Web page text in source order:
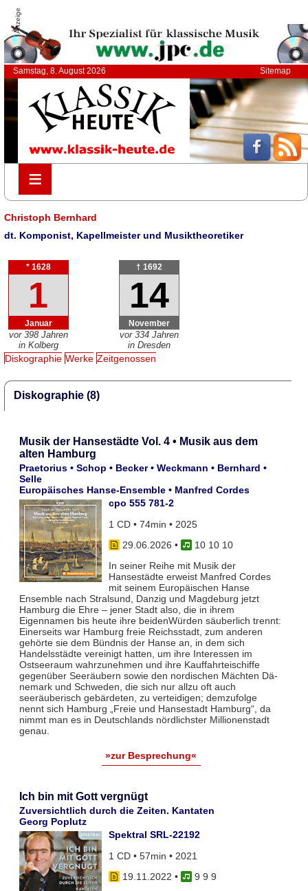
Anzeige
Samstag, 8. August 2026 Sitemap
≡
≡
Christoph Bernhard
dt. Komponist, Kapellmeister und Musiktheoretiker
* 1628
1
Januar
vor 398 Jahren
in Kolberg
† 1692
14
November
vor 334 Jahren
in Dresden
Diskographie Werke Zeitgenossen
Diskographie (8)
Musik der Hansestädte Vol. 4 • Musik aus dem
alten Hamburg
Praetorius • Schop • Becker • Weckmann • Bernhard •
Selle
Europäisches Hanse-Ensemble • Manfred Cordes
cpo 555 781-2
1 CD • 74min • 2025
29.06.2026 •
10 10 10
In seiner Reihe mit Musik der
Hansestädte erweist Manfred Cordes
mit seinem Europäischen Hanse
Ensemble nach Stralsund, Danzig und Magdeburg jetzt
Hamburg die Ehre – jener Stadt also, die in ihrem
Eigennamen bis heute ihre beidenWürden säuberlich trennt:
Einerseits war Hamburg freie Reichsstadt, zum anderen
gehörte sie dem Bündnis der Hanse an, in dem sich
Handelsstädte vereinigt hatten, um ihre Interessen im
Ostseeraum wahr­zunehmen und ihre Kauffahrteischiffe
gegenüber Seeräubern sowie den nordischen Mächten Dä­
nemark und Schwe­den, die sich nur allzu oft auch
seeräuberisch gebärdeten, zu vertei­digen; demzufolge
nennt sich Hamburg „Freie und Hansestadt Hamburg“, da
nimmt man es in Deutschlands nörd­lichster Millionenstadt
genau.
»zur Besprechung«
Ich bin mit Gott vergnügt
Zuversichtlich durch die Zeiten. Kantaten
Georg Poplutz
Spektral SRL-22192
1 CD • 57min • 2021
19.11.2022 •
9 9 9